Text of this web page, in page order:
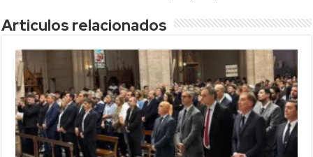
Articulos relacionados